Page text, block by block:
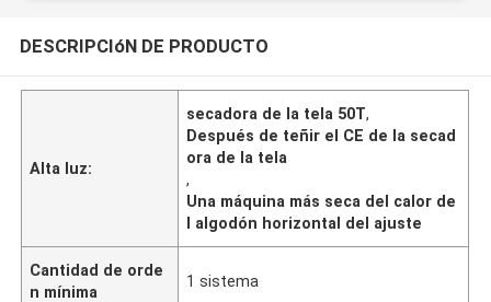
DESCRIPCIóN DE PRODUCTO
Alta luz:
secadora de la tela 50T,
Después de teñir el CE de la secad
ora de la tela
,
Una máquina más seca del calor de
l algodón horizontal del ajuste
Cantidad de orde
n mínima
1 sistema